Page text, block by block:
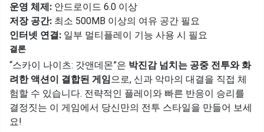
운영 체제: 안드로이드 6.0 이상
저장 공간: 최소 500MB 이상의 여유 공간 필요
인터넷 연결: 일부 멀티플레이 기능 사용 시 필요
결론
“스카이 나이츠: 갓앤데몬”은 박진감 넘치는 공중 전투와 화
려한 액션이 결합된 게임으로, 신과 악마의 대결을 직접 체
험할 수 있습니다. 전략적인 플레이와 빠른 반응이 승리를
결정짓는 이 게임에서 당신만의 전투 스타일을 만들어 보세
요!